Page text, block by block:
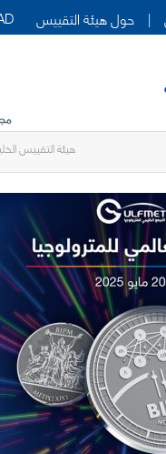
حول هيئة التقييس |
هيئة التقييس